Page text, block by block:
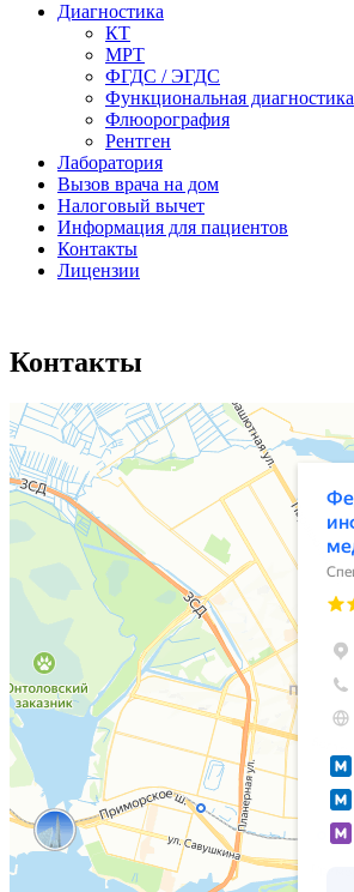
Диагностика
КТ
МРТ
ФГДС / ЭГДС
Функциональная диагностика
Флюорография
Рентген
Лаборатория
Вызов врача на дом
Налоговый вычет
Информация для пациентов
Контакты
Лицензии
Контакты